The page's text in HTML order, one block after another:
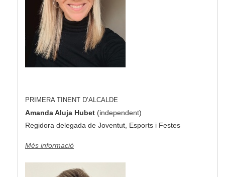
PRIMERA TINENT D’ALCALDE
Amanda Aluja Hubet (independent)
Regidora delegada de Joventut, Esports i Festes
Més informació